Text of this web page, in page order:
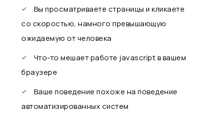
Вы просматриваете страницы и кликаете
со скоростью, намного превышающую
ожидаемую от человека
Что-то мешает работе javascript в вашем
браузере
Ваше поведение похоже на поведение
автоматизированных систем